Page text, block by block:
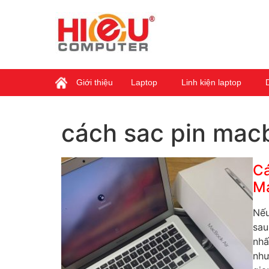
Giới thiệu Laptop Linh kiện laptop
cách sac pin